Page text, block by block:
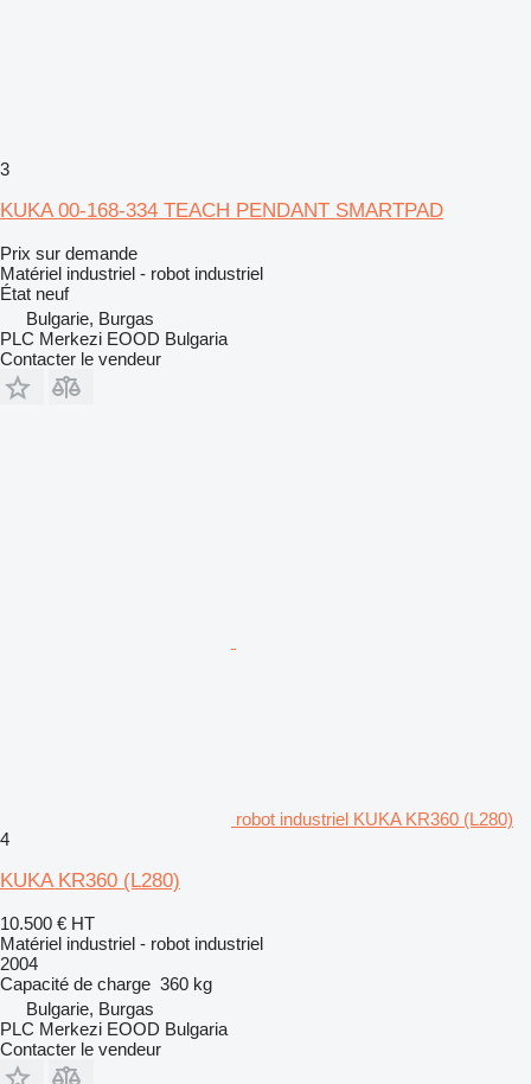
3
KUKA 00-168-334 TEACH PENDANT SMARTPAD
Prix sur demande
Matériel industriel - robot industriel
État neuf
Bulgarie, Burgas
PLC Merkezi EOOD Bulgaria
Contacter le vendeur
robot industriel KUKA KR360 (L280)
4
KUKA KR360 (L280)
10.500 € HT
Matériel industriel - robot industriel
2004
Capacité de charge 360 kg
Bulgarie, Burgas
PLC Merkezi EOOD Bulgaria
Contacter le vendeur